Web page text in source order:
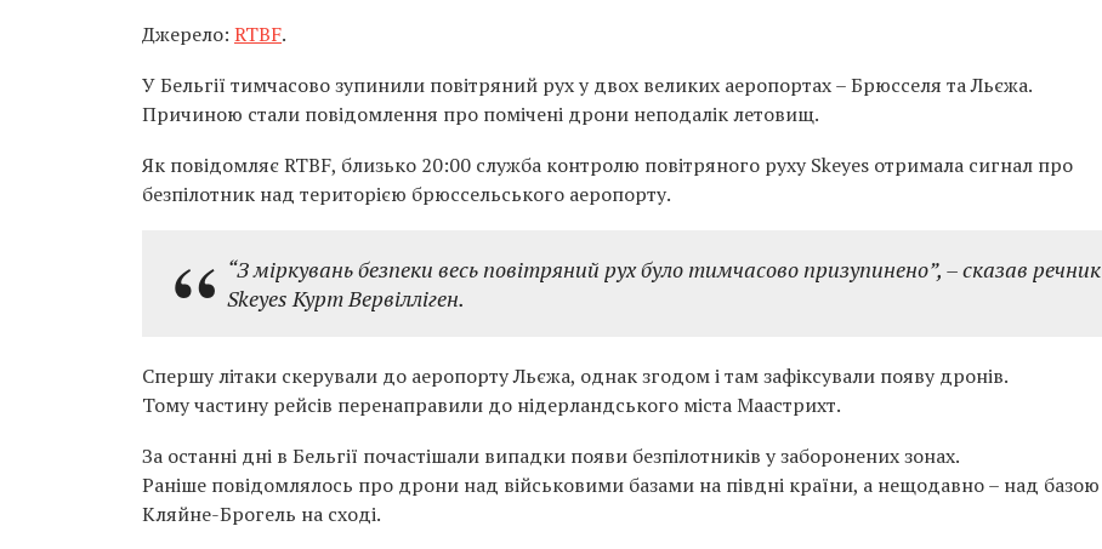
Джерело: RTBF.
У Бельгії тимчасово зупинили повітряний рух у двох великих аеропортах – Брюсселя та Льєжа.
Причиною стали повідомлення про помічені дрони неподалік летовищ.
Як повідомляє RTBF, близько 20:00 служба контролю повітряного руху Skeyes отримала сигнал про
безпілотник над територією брюссельського аеропорту.
“З міркувань безпеки весь повітряний рух було тимчасово призупинено”, – сказав речник
Skeyes Курт Вервілліген.
Спершу літаки скерували до аеропорту Льєжа, однак згодом і там зафіксували появу дронів.
Тому частину рейсів перенаправили до нідерландського міста Маастрихт.
За останні дні в Бельгії почастішали випадки появи безпілотників у заборонених зонах.
Раніше повідомлялось про дрони над військовими базами на півдні країни, а нещодавно – над базою
Кляйне-Брогель на сході.